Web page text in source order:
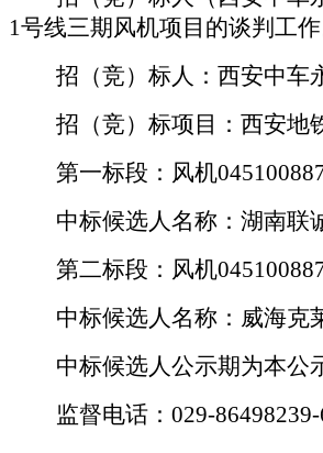
1号线三期风机项目的谈判 工
招（竞）标人： 西安中车
招（竞）标项目： 西安地
第一标段：风机
中标候选人名称： 湖南联
第二标段：风机
中标候选人名称： 威海克
中标候选人公示期为本公
监督电话： 029-86498239-